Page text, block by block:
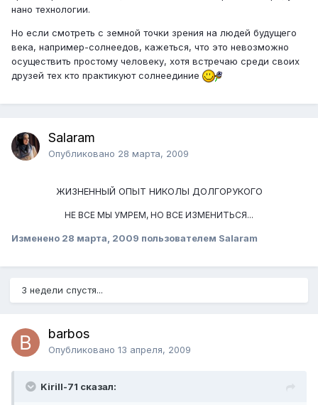
нано технологии.
Но если смотреть с земной точки зрения на людей будущего
века, например-солнеедов, кажеться, что это невозможно
осуществить простому человеку, хотя встречаю среди своих
друзей тех кто практикуют солнеединие
Salaram
Опубликовано 28 марта, 2009
ЖИЗНЕННЫЙ ОПЫТ НИКОЛЫ ДОЛГОРУКОГО
НЕ ВСЕ МЫ УМРЕМ, НО ВСЕ ИЗМЕНИТЬСЯ...
Изменено 28 марта, 2009 пользователем Salaram
3 недели спустя...
barbos
Опубликовано 13 апреля, 2009
Kirill-71 сказал: